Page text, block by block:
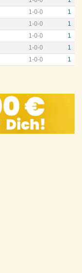
1-0-0
1
1-0-0
1
1-0-0
1
1-0-0
1
1-0-0 1